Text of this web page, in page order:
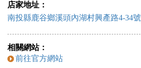
店家地址：
南投縣鹿谷鄉溪頭內湖村興產路4-34號
相關網站：
前往官方網站